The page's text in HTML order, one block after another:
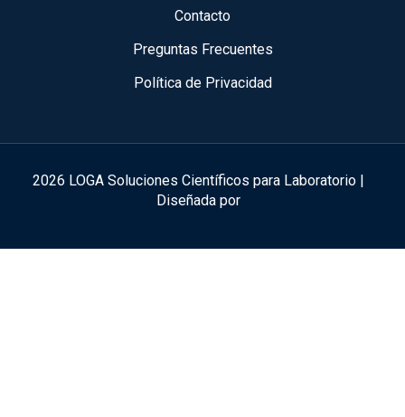
Contacto
Preguntas Frecuentes
Política de Privacidad
2026 LOGA Soluciones Científicos para Laboratorio |
Diseñada por